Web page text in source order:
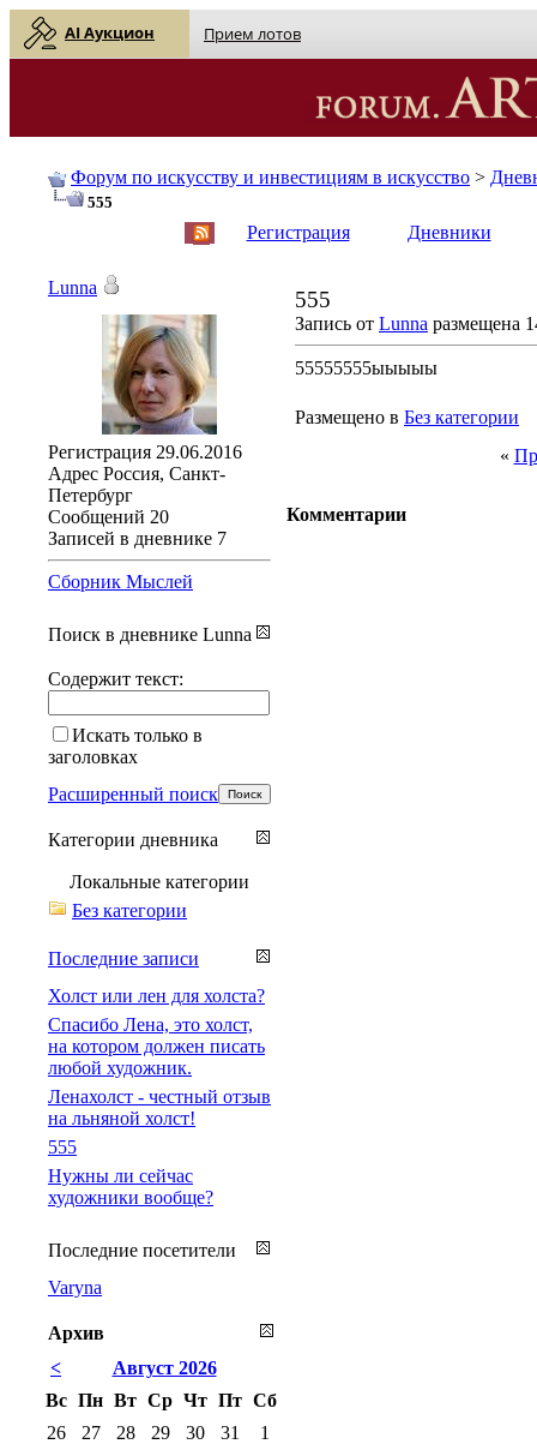
AI Аукцион Прием лотов
Форум по искусству и инвестициям в искусство >
555
Регистрация Дневники
555
Запись от Lunna размещена
55555555ыыыыы
Размещено в Без категории
«
Комментарии
Lunna
Регистрация 29.06.2016
Адрес Россия, Санкт-
Петербург
Сообщений 20
Записей в дневнике 7
Сборник Мыслей
Поиск в дневнике Lunna
Содержит текст:
Искать только в
заголовках
Расширенный поиск
Категории дневника
Локальные категории
Без категории
Последние записи
Холст или лен для холста?
Спасибо Лена, это холст,
на котором должен писать
любой художник.
Ленахолст - честный отзыв
на льняной холст!
555
Нужны ли сейчас
художники вообще?
Последние посетители
Varyna
Архив
<
Август 2026
Вс Пн Вт Ср Чт Пт Сб
26
27 28 29 30 31
1